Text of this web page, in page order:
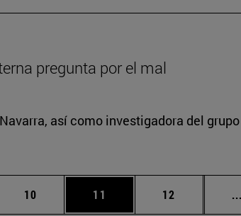
pregunta por el mal
así como investigadora del
intermedias Use TAB para desplazarse.
Página
10 Página
11 Página
12 ...